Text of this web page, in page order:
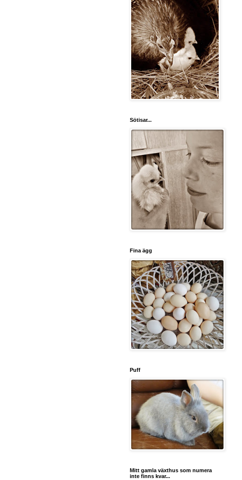
Sötisar...
Fina ägg
Puff
Mitt gamla växthus som numera
inte finns kvar...